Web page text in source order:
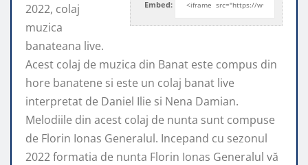
Embed:
2022, colaj
muzica
banateana live.
Acest colaj de muzica din Banat este compus din
hore banatene si este un colaj banat live
interpretat de Daniel Ilie si Nena Damian.
Melodiile din acest colaj de nunta sunt compuse
de Florin Ionas Generalul. Incepand cu sezonul
2022 formatia de nunta Florin Ionas Generalul vă